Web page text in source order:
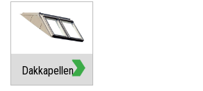
Dakkapellen